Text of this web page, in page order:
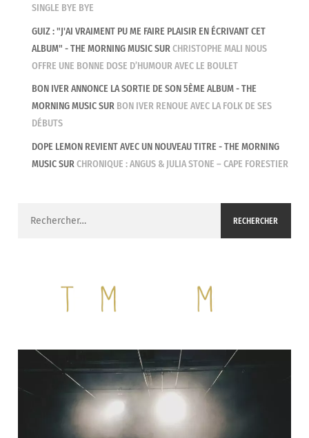
SINGLE BYE BYE
GUIZ : "J'AI VRAIMENT PU ME FAIRE PLAISIR EN ÉCRIVANT CET
ALBUM" - THE MORNING MUSICSURCHRISTOPHE MALI NOUS
OFFRE UNE BONNE DOSE D’HUMOUR AVEC LE BOULET
BON IVER ANNONCE LA SORTIE DE SON 5ÈME ALBUM - THE
MORNING MUSICSUR BON IVER RENOUE AVEC LA FOLK DE SES
DÉBUTS
DOPE LEMON REVIENT AVEC UN NOUVEAU TITRE - THE MORNING
MUSICSURCHRONIQUE : ANGUS & JULIA STONE – CAPE FORESTIER